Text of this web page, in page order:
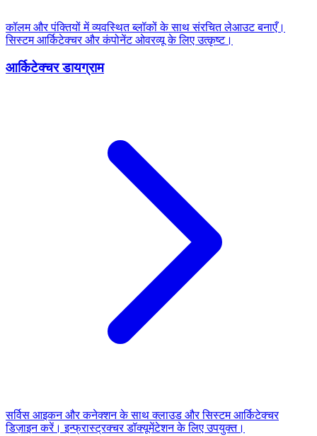
कॉलम और पंक्तियों में व्यवस्थित ब्लॉकों के साथ संरचित लेआउट बनाएँ।
सिस्टम आर्किटेक्चर और कंपोनेंट ओवरव्यू के लिए उत्कृष्ट।
आर्किटेक्चर डायग्राम
सर्विस आइकन और कनेक्शन के साथ क्लाउड और सिस्टम आर्किटेक्चर
डिज़ाइन करें। इन्फ्रास्ट्रक्चर डॉक्यूमेंटेशन के लिए उपयुक्त।